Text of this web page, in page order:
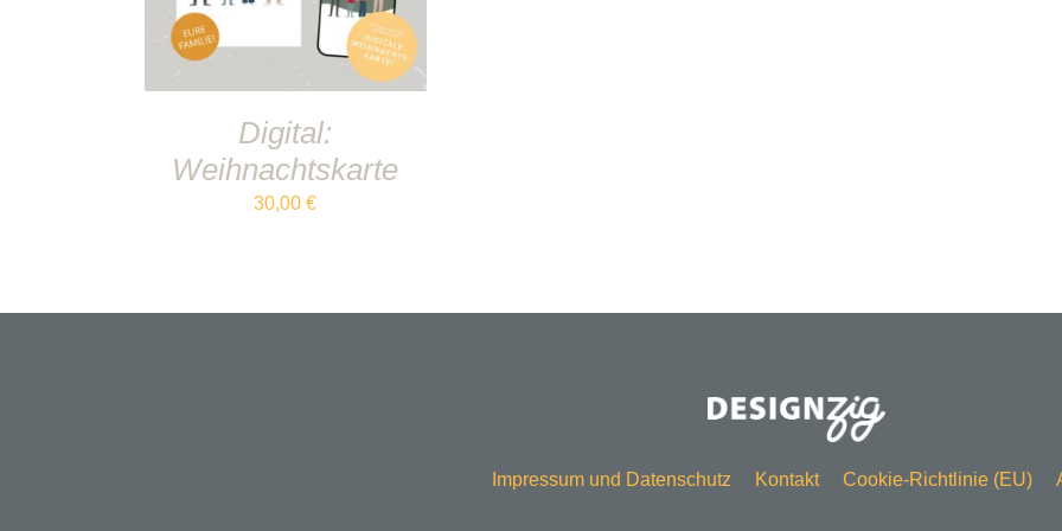
Digital:
Weihnachtskarte
30,00€
Impressum und Datenschutz Kontakt Cookie-Richtlinie (EU)